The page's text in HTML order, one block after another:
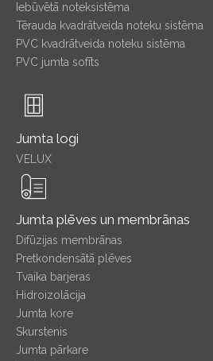
Iebūvētā noteksistēma
Tērauda kvadrātveida noteku sistēma
PVC kvadrātveida noteku sistēma
PVC jumta sofīts
Jumta logi
VELUX
Jumta plēves un membrānas
Difūzijas membrānas
Pretkondensātā plēves
Tvaika barjeras
Hidroizolācija
Jumta kore
Skurstenis
Jumta pārkare